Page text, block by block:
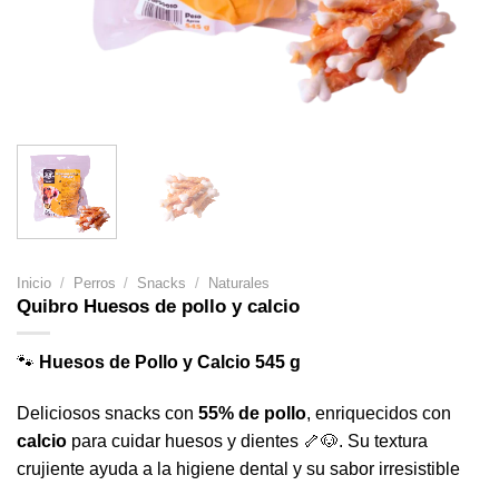
Inicio / Perros / Snacks / Naturales
Quibro Huesos de pollo y calcio
🐾 Huesos de Pollo y Calcio 545 g
Deliciosos snacks con 55% de pollo, enriquecidos con
calcio para cuidar huesos y dientes 🦴🐶. Su textura
crujiente ayuda a la higiene dental y su sabor irresistible